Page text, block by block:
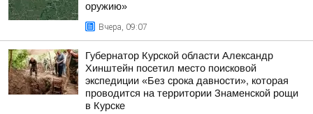
оружию»
Вчера, 09:07
Губернатор Курской области Александр
Хинштейн посетил место поисковой
экспедиции «Без срока давности», которая
проводится на территории Знаменской рощи
в Курске